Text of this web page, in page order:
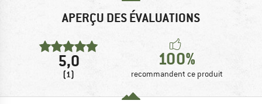
APERÇU DES ÉVALUATIONS
5,0
(1)
100%
recommandent ce produit